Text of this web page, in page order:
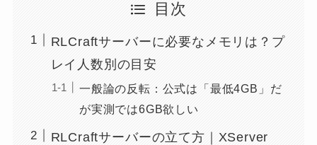
目次
RLCraftサーバーに必要なメモリは？プ
レイ人数別の目安
一般論の反転：公式は「最低4GB」だ
が実測では6GB欲しい
RLCraftサーバーの立て方｜XServer